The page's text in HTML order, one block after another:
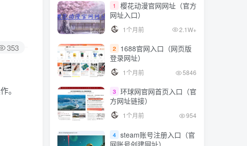
353
。
基本概念
编写Shell脚本
运行脚本
结论
1
樱花动漫官网网址（官方
网址入口）
1个月前 2.1W+
2
1688官网入口（网页版
登录网址）
1个月前 5846
3 环球网官网首页入口（官
方网址链接）
1个月前 954
4 steam账号注册入口（官
网账号创建网址）